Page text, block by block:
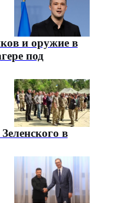
и оружие в
под
в